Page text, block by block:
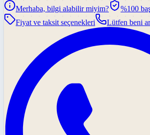
Merhaba, bilgi alabilir miyim?
%100
Fiyat ve taksit seçenekleri
Lütfen beni